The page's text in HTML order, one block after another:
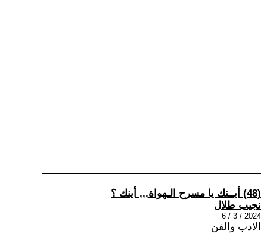
(48) أيــنك يا مسرح الـهواة,,, أينك ؟
نجيب طلال
2024 / 3 / 6
الادب والفن